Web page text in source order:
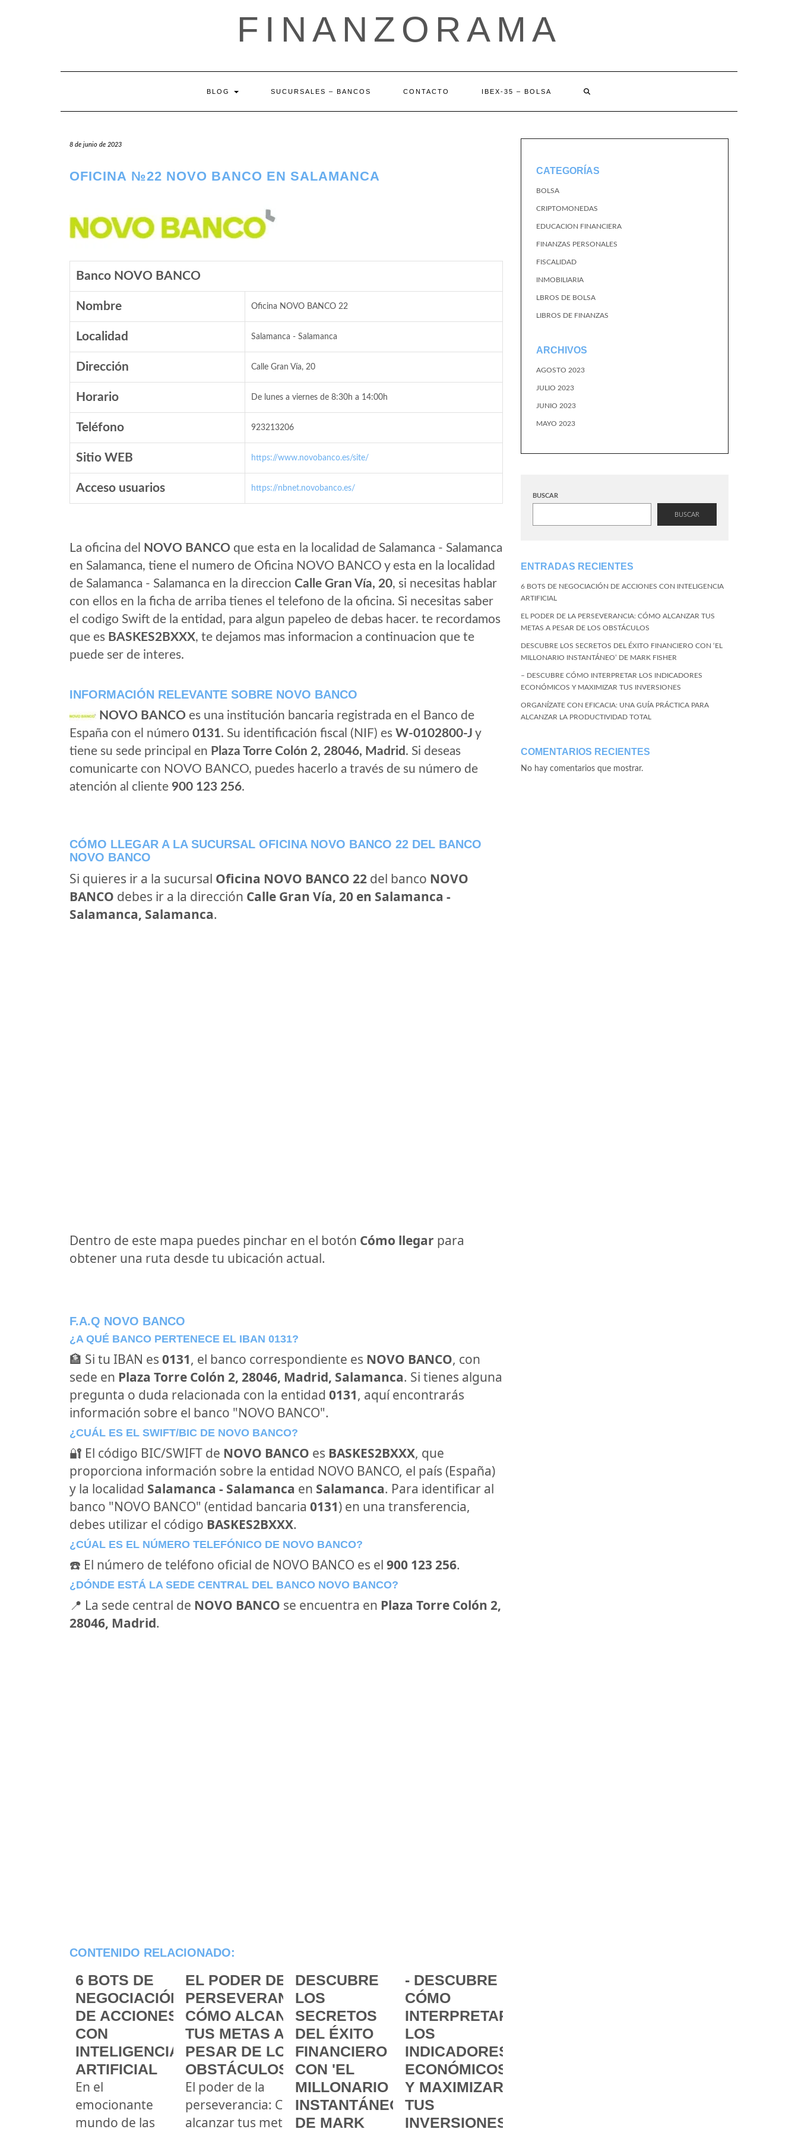
FINANZORAMA
BLOG SUCURSALES – BANCOS CONTACTO IBEX-35 – BOLSA
8 de junio de 2023
OFICINA №22 NOVO BANCO EN SALAMANCA
Banco NOVO BANCO
Nombre Oficina NOVO BANCO 22
Localidad Salamanca - Salamanca
Dirección Calle Gran Vía, 20
Horario De lunes a viernes de 8:30h a 14:00h
Teléfono 923213206
Sitio WEB https://www.novobanco.es/site/
Acceso usuarios https://nbnet.novobanco.es/
La oficina del NOVO BANCO que esta en la localidad de Salamanca - Salamanca
en Salamanca, tiene el numero de Oficina NOVO BANCO y esta en la localidad
de Salamanca - Salamanca en la direccion Calle Gran Vía, 20, si necesitas hablar
con ellos en la ficha de arriba tienes el telefono de la oficina. Si necesitas saber
el codigo Swift de la entidad, para algun papeleo de debas hacer. te recordamos
que es BASKES2BXXX, te dejamos mas informacion a continuacion que te
puede ser de interes.
INFORMACIÓN RELEVANTE SOBRE NOVO BANCO
NOVO BANCO es una institución bancaria registrada en el Banco de
España con el número 0131. Su identificación fiscal (NIF) es W-0102800-J y
tiene su sede principal en Plaza Torre Colón 2, 28046, Madrid . Si deseas
comunicarte con NOVO BANCO, puedes hacerlo a través de su número de
atención al cliente 900 123 256.
CÓMO LLEGAR A LA SUCURSAL OFICINA NOVO BANCO 22 DEL BANCO
NOVO BANCO
Si quieres ir a la sucursal Oficina NOVO BANCO 22 del banco NOVO
BANCO debes ir a la dirección Calle Gran Vía, 20 en Salamanca -
Salamanca, Salamanca.
Dentro de este mapa puedes pinchar en el botón Cómo llegar para
obtener una ruta desde tu ubicación actual.
F.A.Q NOVO BANCO
¿A QUÉ BANCO PERTENECE EL IBAN 0131?
🏦 Si tu IBAN es 0131, el banco correspondiente es NOVO BANCO, con
sede en Plaza Torre Colón 2, 28046, Madrid, Salamanca. Si tienes alguna
pregunta o duda relacionada con la entidad 0131, aquí encontrarás
información sobre el banco "NOVO BANCO".
¿CUÁL ES EL SWIFT/BIC DE NOVO BANCO?
🔐 El código BIC/SWIFT de NOVO BANCO es BASKES2BXXX, que
proporciona información sobre la entidad NOVO BANCO, el país (España)
y la localidad Salamanca - Salamanca en Salamanca. Para identificar al
banco "NOVO BANCO" (entidad bancaria 0131) en una transferencia,
debes utilizar el código BASKES2BXXX.
¿CÚAL ES EL NÚMERO TELEFÓNICO DE NOVO BANCO?
☎️ El número de teléfono oficial de NOVO BANCO es el 900 123 256.
¿DÓNDE ESTÁ LA SEDE CENTRAL DEL BANCO NOVO BANCO?
📍 La sede central de NOVO BANCO se encuentra en Plaza Torre Colón 2,
28046, Madrid.
CONTENIDO RELACIONADO:
6 BOTS DE
NEGOCIACIÓN
DE ACCIONES
CON
INTELIGENCIA
ARTIFICIAL
En el
emocionante
mundo de las
EL PODER DE LA
PERSEVERANCIA:
CÓMO ALCANZAR
TUS METAS A
PESAR DE LOS
OBSTÁCULOS
El poder de la
perseverancia: Cómo
alcanzar tus metas
DESCUBRE
LOS
SECRETOS
DEL ÉXITO
FINANCIERO
CON 'EL
MILLONARIO
INSTANTÁNEO'
DE MARK
- DESCUBRE
CÓMO
INTERPRETAR
LOS
INDICADORES
ECONÓMICOS
Y MAXIMIZAR
TUS
INVERSIONES
CATEGORÍAS
BOLSA
CRIPTOMONEDAS
EDUCACION FINANCIERA
FINANZAS PERSONALES
FISCALIDAD
INMOBILIARIA
LBROS DE BOLSA
LIBROS DE FINANZAS
ARCHIVOS
AGOSTO 2023
JULIO 2023
JUNIO 2023
MAYO 2023
BUSCAR
BUSCAR
ENTRADAS RECIENTES
6 BOTS DE NEGOCIACIÓN DE ACCIONES CON INTELIGENCIA
ARTIFICIAL
EL PODER DE LA PERSEVERANCIA: CÓMO ALCANZAR TUS
METAS A PESAR DE LOS OBSTÁCULOS
DESCUBRE LOS SECRETOS DEL ÉXITO FINANCIERO CON ‘EL
MILLONARIO INSTANTÁNEO’ DE MARK FISHER
– DESCUBRE CÓMO INTERPRETAR LOS INDICADORES
ECONÓMICOS Y MAXIMIZAR TUS INVERSIONES
ORGANÍZATE CON EFICACIA: UNA GUÍA PRÁCTICA PARA
ALCANZAR LA PRODUCTIVIDAD TOTAL
COMENTARIOS RECIENTES
No hay comentarios que mostrar.